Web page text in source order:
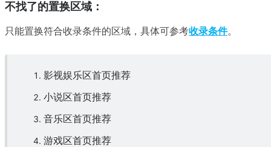
不找了的置换区域：
只能置换符合收录条件的区域，具体可参考收录条件。
影视娱乐区首页推荐
小说区首页推荐
音乐区首页推荐
游戏区首页推荐